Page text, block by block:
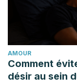
(2002). Artrosis
Wainstein, E.
Médica Clínica
8640(14)70098-7
AMOUR
Comment
désir au sein